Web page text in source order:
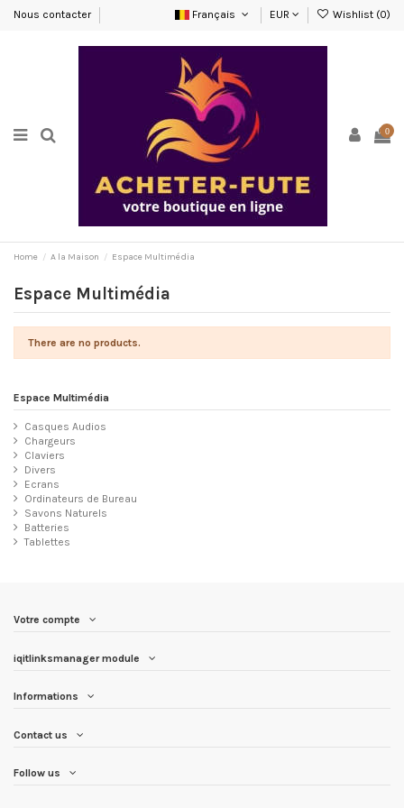
Nous contacter Français EUR Wishlist (0)
0
Home A la Maison Espace Multimédia
Espace Multimédia
There are no products.
Espace Multimédia
Casques Audios
Chargeurs
Claviers
Divers
Ecrans
Ordinateurs de Bureau
Savons Naturels
Batteries
Tablettes
Votre compte
iqitlinksmanager module
Informations
Contact us
Follow us